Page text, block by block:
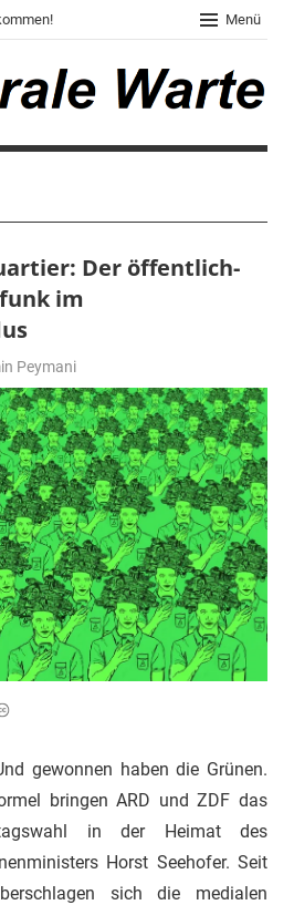
Menü
Der öffentlich-
im
Peymani
Tagesthema
gewonnen haben die Grünen.
bringen ARD und ZDF das
in der Heimat des
Horst Seehofer. Seit
sich die medialen